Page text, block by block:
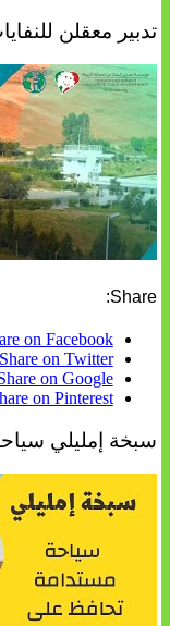
تدبير معقلن
Share:
on Facebook
Share on Twitter
Share on Google+
Share on Pinterest
سبخة إمليلي